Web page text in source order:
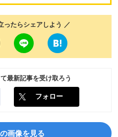
ったらシェアしよう ／
最新記事を受け取ろう
フォロー
画像を見る